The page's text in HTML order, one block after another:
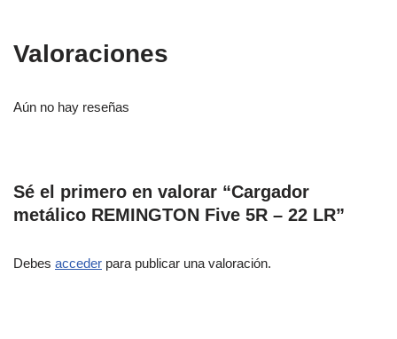
Valoraciones
Aún no hay reseñas
Sé el primero en valorar “Cargador
metálico REMINGTON Five 5R – 22 LR”
Debes acceder para publicar una valoración.